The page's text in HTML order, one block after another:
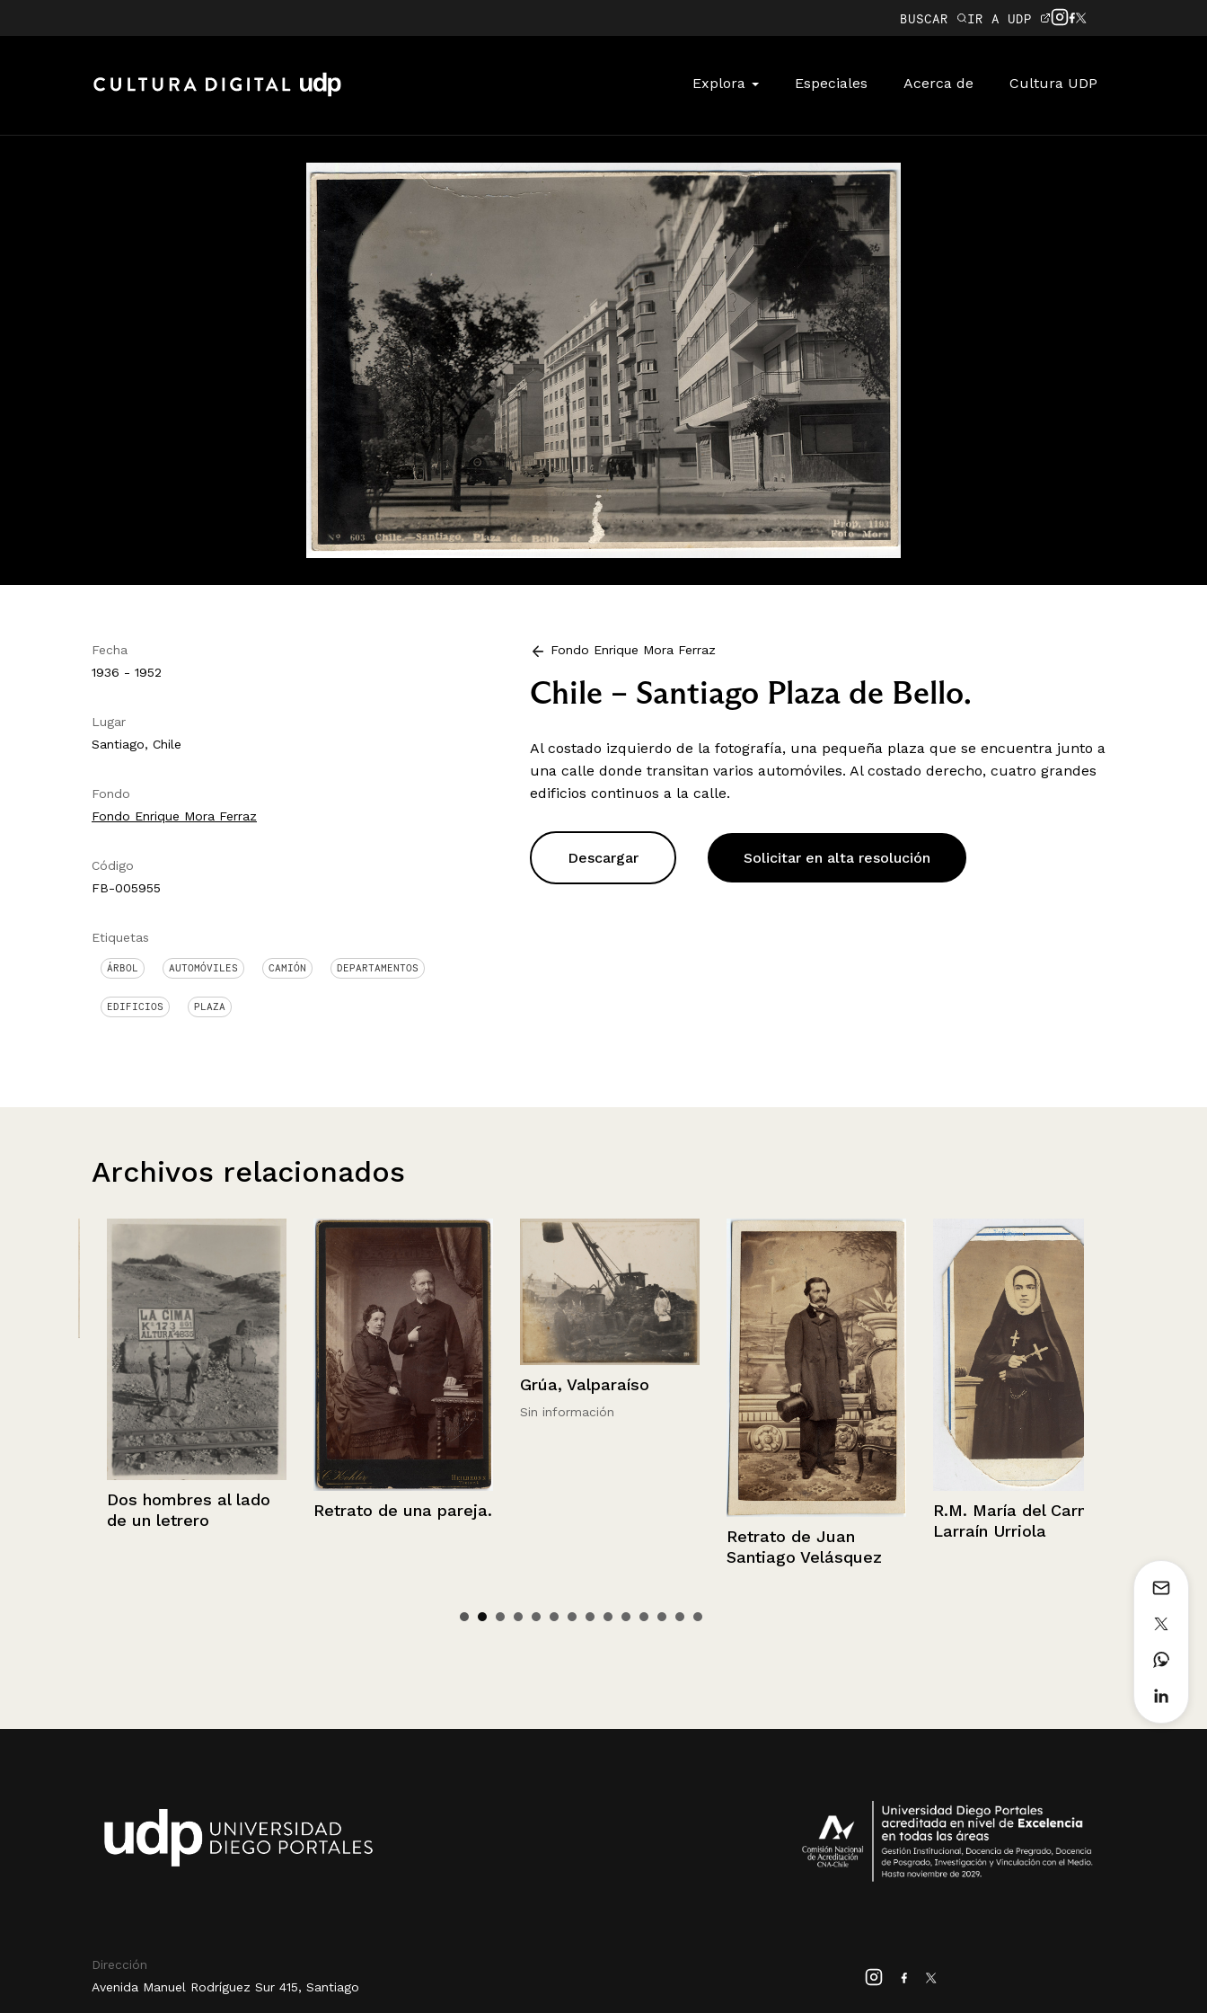
BUSCAR IR A UDP
Explora Especiales Acerca de Cultura UDP
Fecha
1936 - 1952
Lugar
Santiago, Chile
Fondo
Fondo Enrique Mora Ferraz
Código
FB-005955
Etiquetas
ÁRBOL AUTOMÓVILES CAMIÓN DEPARTAMENTOS
EDIFICIOS PLAZA
Fondo Enrique Mora Ferraz
Chile – Santiago Plaza de Bello.
Al costado izquierdo de la fotografía, una pequeña plaza que se encuentra junto a
una calle donde transitan varios automóviles. Al costado derecho, cuatro grandes
edificios continuos a la calle.
Descargar Solicitar en alta resolución
Archivos relacionados
Dos hombres al lado
de un letrero
Retrato de una pareja.
Grúa, Valparaíso
Sin información
Retrato de Juan
Santiago Velásquez
R.M. María del Carmen
Larraín Urriola
Dirección
Avenida Manuel Rodríguez Sur 415, Santiago